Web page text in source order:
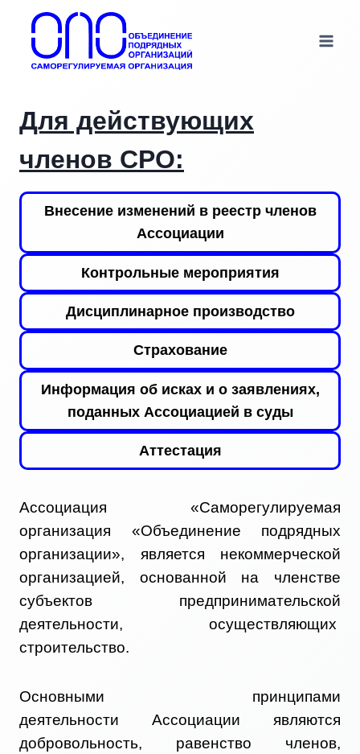
содержимому
Для действующих
членов СРО:
Внесение изменений в реестр членов
Ассоциации
Контрольные мероприятия
Дисциплинарное производство
Страхование
Информация об исках и о заявлениях,
поданных Ассоциацией в суды
Аттестация
Ассоциация «Саморегулируемая
организация «Объединение подрядных
организации», является некоммерческой
организацией, основанной на членстве
субъектов предпринимательской
деятельности, осуществляющих
строительство.
Основными принципами
деятельности Ассоциации являются
добровольность, равенство членов,